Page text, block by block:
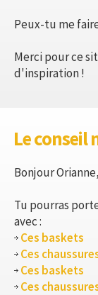
Peux-tu me
Merci pour ce
d'inspiration !
Le conseil
Bonjour Orianne,
Tu pourras
avec :
Ces baskets
Ces
Ces baskets
Ces